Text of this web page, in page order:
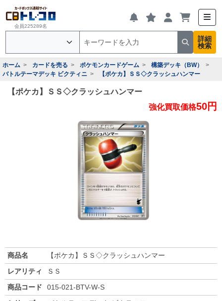
会員225289名
詳細
検索
ホーム カードを売る ポケモンカードゲーム
構築デッキ（BW）
バトルテーマデッキ ビクティニ
【ポケカ】ＳＳ◇クラッシュハンマー
【ポケカ】ＳＳ◇クラッシュハンマー
強化買取価格50円
商品名
【ポケカ】ＳＳ◇クラッシュハンマー
レアリティ
ＳＳ
商品コード
015-021-BTV-W-S